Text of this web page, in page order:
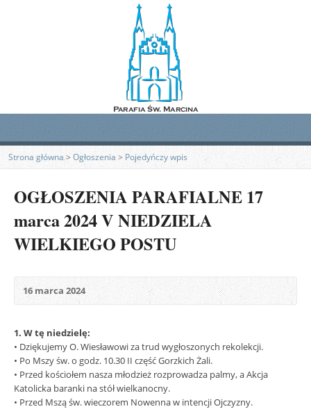
Strona główna> Ogłoszenia>Pojedyńczy wpis
OGŁOSZENIA PARAFIALNE 17
marca 2024 V NIEDZIELA
WIELKIEGO POSTU
16 marca 2024
1. W tę niedzielę:
• Dziękujemy O. Wiesławowi za trud wygłoszonych rekolekcji.
• Po Mszy św. o godz. 10.30 II część Gorzkich Żali.
• Przed kościołem nasza młodzież rozprowadza palmy, a Akcja
Katolicka baranki na stół wielkanocny.
• Przed Mszą św. wieczorem Nowenna w intencji Ojczyzny.